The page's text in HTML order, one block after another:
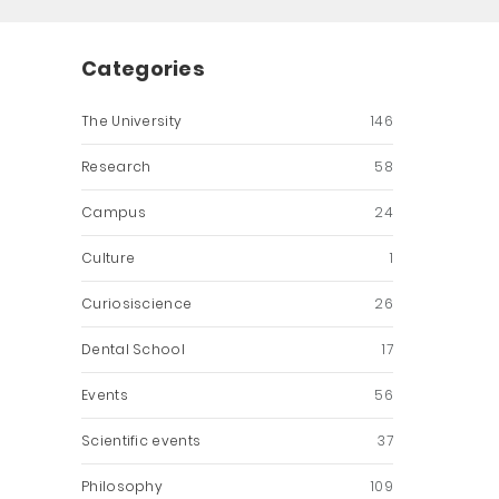
Categories
The University 146
Research 58
Campus 24
Culture 1
Curiosiscience 26
Dental School 17
Events 56
Scientific events 37
Philosophy 109